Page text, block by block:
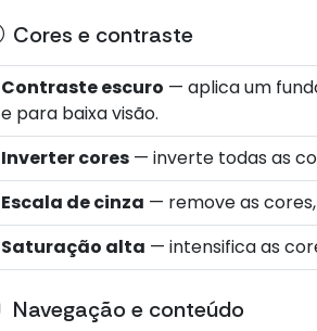
Cores e contraste
Contraste escuro — aplica um
e para baixa visão.
Inverter cores — inverte todas as
Escala de cinza — remove as
Saturação alta — intensifica as
Navegação e conteúdo